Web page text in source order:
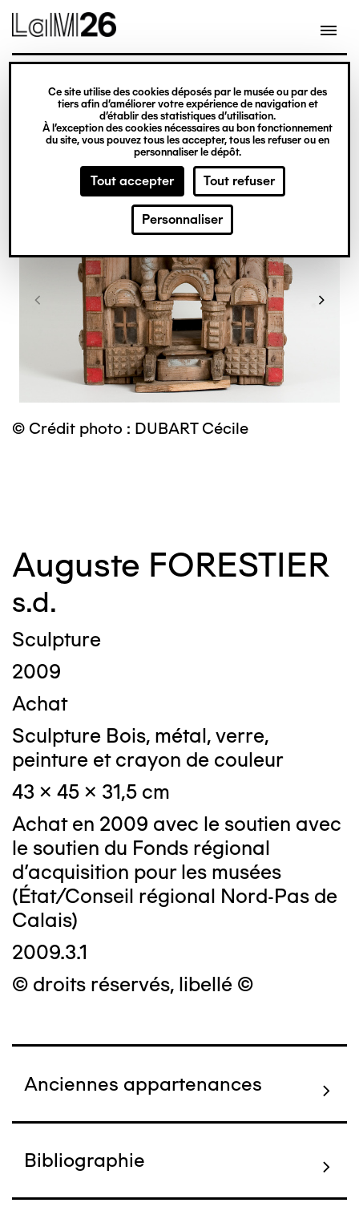
Gestion des cookies
Ce site utilise des cookies déposés par le musée ou par des
tiers afin d’améliorer votre expérience de navigation et
d’établir des statistiques d’utilisation.
À l’exception des cookies nécessaires au bon fonctionnement
du site, vous pouvez tous les accepter, tous les refuser ou en
personnaliser le dépôt.
Tout accepter Tout refuser
Personnaliser
contenu
© Crédit photo : DUBART Cécile
Auguste FORESTIER
s.d.
Sculpture
2009
Achat
Sculpture Bois, métal, verre,
peinture et crayon de couleur
43 x 45 x 31,5 cm
Achat en 2009 avec le soutien avec
le soutien du Fonds régional
d'acquisition pour les musées
(État/Conseil régional Nord-Pas de
Calais)
2009.3.1
© droits réservés, libellé ©
Anciennes appartenances
Bibliographie